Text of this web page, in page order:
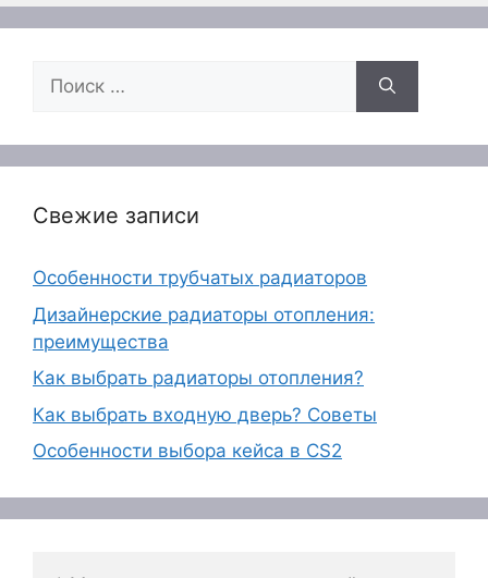
Поиск:
Свежие записи
Особенности трубчатых радиаторов
Дизайнерские радиаторы отопления:
преимущества
Как выбрать радиаторы отопления?
Как выбрать входную дверь? Советы
Особенности выбора кейса в CS2